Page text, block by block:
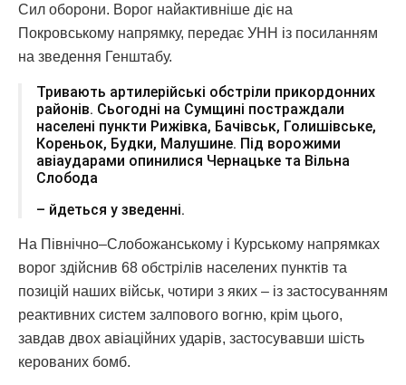
Сил оборони. Ворог найактивніше діє на
Покровському напрямку, передає УНН із посиланням
на зведення Генштабу.
Тривають артилерійські обстріли прикордонних
районів. Сьогодні на Сумщині постраждали
населені пункти Рижівка, Бачівськ, Голишівське,
Кореньок, Будки, Малушине. Під ворожими
авіаударами опинилися Чернацьке та Вільна
Слобода
– йдеться у зведенні.
На Північно–Слобожанському і Курському напрямках
ворог здійснив 68 обстрілів населених пунктів та
позицій наших військ, чотири з яких – із застосуванням
реактивних систем залпового вогню, крім цього,
завдав двох авіаційних ударів, застосувавши шість
керованих бомб.